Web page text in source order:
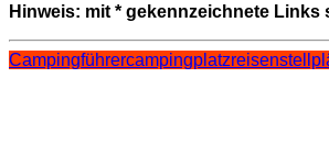
Hinweis: mit * gekennzeichnete
Campingführercampingplatzreisen